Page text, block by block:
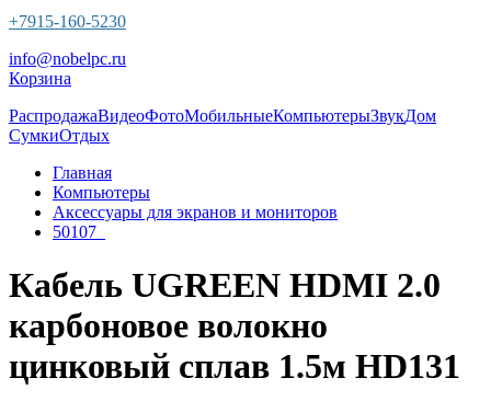
+7915-160-5230
info@nobelpc.ru
Корзина
РаспродажаВидеоФотоМобильныеКомпьютерыЗвукДом
СумкиОтдых
Главная
Компьютеры
Аксессуары для экранов и мониторов
50107_
Кабель UGREEN HDMI 2.0
карбоновое волокно
цинковый сплав 1.5м HD131